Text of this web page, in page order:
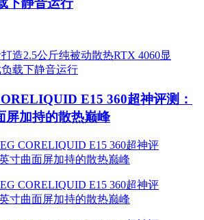
下静音运行
E15 360超神评测：
屏加持的散热巅峰